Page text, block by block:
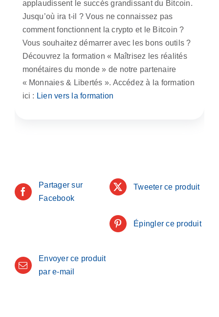
applaudissent le succès grandissant du Bitcoin.
Jusqu’où ira t-il ? Vous ne connaissez pas
comment fonctionnent la crypto et le Bitcoin ?
Vous souhaitez démarrer avec les bons outils ?
Découvrez la formation « Maîtrisez les réalités
monétaires du monde » de notre partenaire
« Monnaies & Libertés ». Accédez à la formation
ici : Lien vers la formation
Partager sur
Facebook
Tweeter ce produit
Épingler ce produit
Envoyer ce produit
par e-mail